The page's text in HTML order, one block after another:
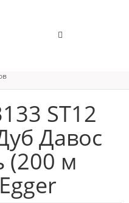
ST12
Давос
(200 м